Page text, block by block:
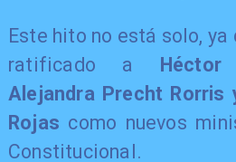
Este hito no está solo, ya
ratificado a
Alejandra Precht Rorris
Rojas como nuevos
Constitucional.